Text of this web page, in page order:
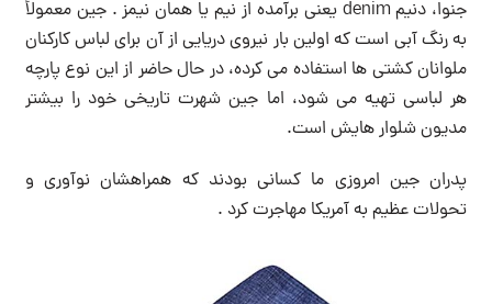
جنوا، دنیم denim یعنی برآمده از نیم یا همان نیمز . جین معمولاً
به رنگ آبی است که اولین بار نیروی دریایی از آن برای لباس کارکنان
ملوانان کشتی ها استفاده می کرده، در حال حاضر از این نوع پارچه
هر لباسی تهیه می شود، اما جین شهرت تاریخی خود را بیشتر
مدیون شلوار هایش است.
پدران جین امروزی ما کسانی بودند که همراهشان نوآوری و
تحولات عظیم به آمریکا مهاجرت کرد .